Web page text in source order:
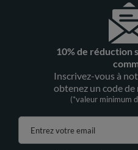
10% de réduction
Inscrivez-vous à
obtenez un code
(*valeur minimum
Entrez votre email